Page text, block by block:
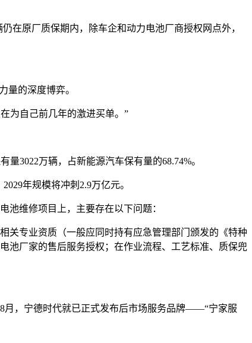
在原厂质保期内，除车企和动力电池厂商授权网点外，
量的深度博弈。
为自己前几年的激进买单。”
3022万辆，占新能源汽车保有量的68.74%。
年规模将冲刺2.9万亿元。
池维修项目上，主要存在以下问题：
关专业资质（一般应同时持有应急管理部门颁发的《特种
厂家的售后服务授权；在作业流程、工艺标准、质保兜
月，宁德时代就已正式发布后市场服务品牌——“宁家服